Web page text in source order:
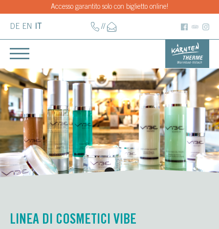
Accesso garantito solo con biglietto online!
DE EN //
LINEA DI COSMETICI VIBE